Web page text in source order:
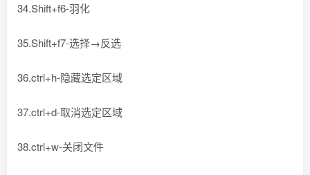
34.Shift+f6-羽化
35.Shift+f7-选择→反选
36.ctrl+h-隐藏选定区域
37.ctrl+d-取消选定区域
38.ctrl+w-关闭文件